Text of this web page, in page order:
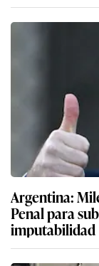
Argentina:
Penal para
imputabilidad